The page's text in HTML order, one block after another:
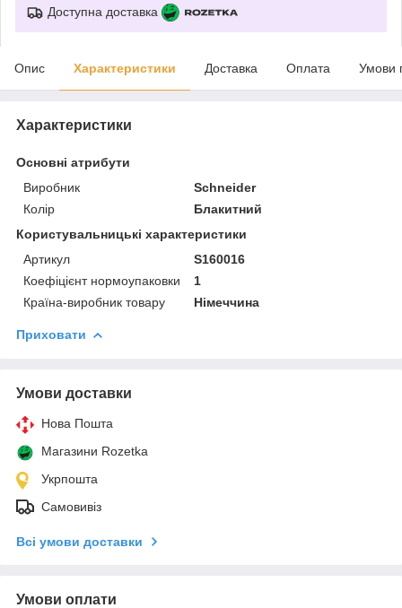
Доступна доставка
Опис Характеристики Доставка Оплата Умови
Характеристики
Основні атрибути
Виробник
Schneider
Колір
Блакитний
Користувальницькі характеристики
Артикул
S160016
Коефіцієнт нормоупаковки
1
Країна-виробник товару
Німеччина
Приховати
Умови доставки
Нова Пошта
Магазини Rozetka
Укрпошта
Самовивіз
Всі умови доставки
Умови оплати